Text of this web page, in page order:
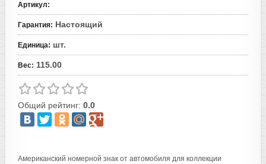
Артикул:
Гарантия: Настоящий
Единица: шт.
Вес: 115.00
Общий рейтинг: 0.0
Американский номерной знак от автомобиля для коллекции